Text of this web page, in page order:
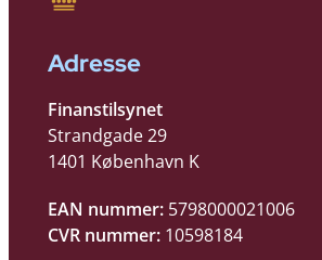
Adresse
Finanstilsynet
Strandgade 29
1401 København K
EAN nummer: 5798000021006
CVR nummer: 10598184